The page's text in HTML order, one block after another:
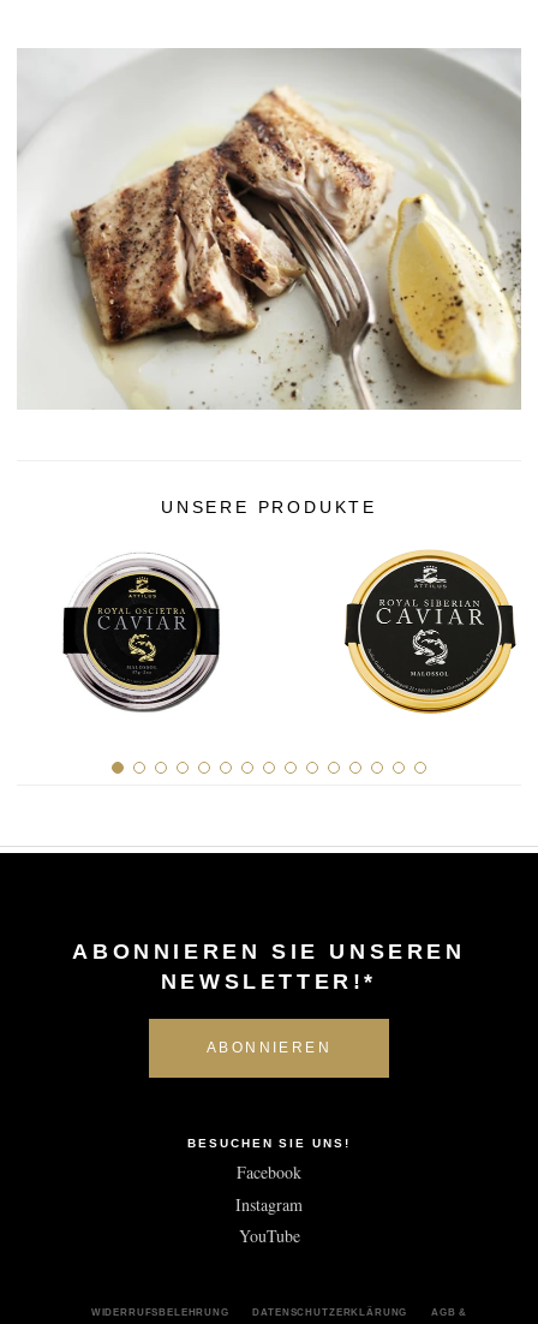
UNSERE PRODUKTE
ABONNIEREN SIE UNSEREN
NEWSLETTER!*
BESUCHEN SIE UNS!
Facebook
Instagram
YouTube
WIDERRUFSBELEHRUNG DATENSCHUTZERKLÄRUNG AGB &